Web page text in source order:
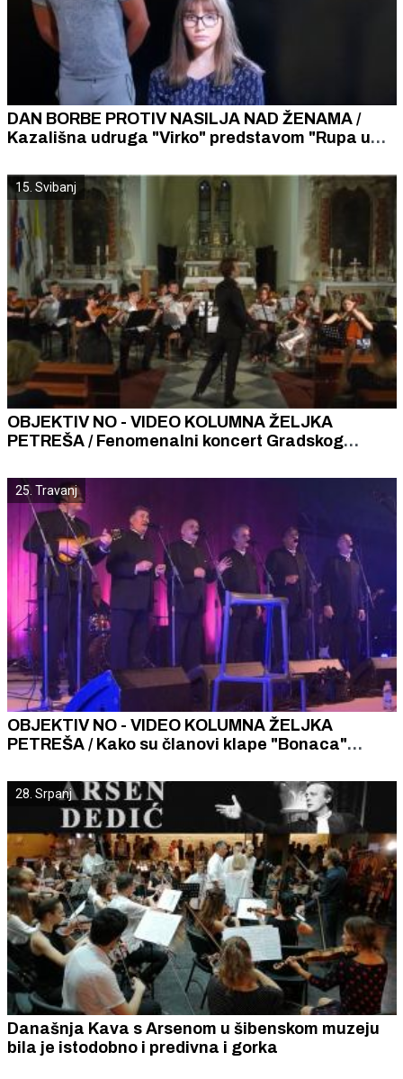
DAN BORBE PROTIV NASILJA NAD ŽENAMA /
Kazališna udruga "Virko" predstavom "Rupa u
ženama
15. Svibanj
OBJEKTIV NO - VIDEO KOLUMNA ŽELJKA
PETREŠA / Fenomenalni koncert Gradskog
25. Travanj
OBJEKTIV NO - VIDEO KOLUMNA ŽELJKA
PETREŠA / Kako su članovi klape "Bonaca"
koncert "Bonaca i prijatelji” bio jedan od
najboljih u 2019.
28. Srpanj
Današnja Kava s Arsenom u šibenskom muzeju
bila je istodobno i predivna i gorka